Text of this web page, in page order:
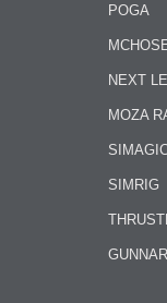
POGA
NEXT
MOZA
SIMRIG
GUNNAR